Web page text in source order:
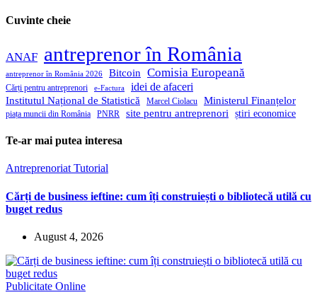
Cuvinte cheie
ANAF antreprenor în România
antreprenor în România 2026 Bitcoin Comisia Europeană
Cărți pentru antreprenori e-Factura idei de afaceri
Institutul Național de Statistică Marcel Ciolacu Ministerul Finanțelor
piața muncii din România PNRR site pentru antreprenori știri economice
Te-ar mai putea interesa
Antreprenoriat Tutorial
Cărți de business ieftine: cum îți construiești o bibliotecă utilă cu
buget redus
August 4, 2026
Publicitate Online